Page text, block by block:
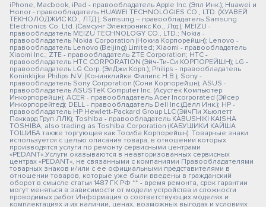
iPhone, Macbook, iPad - правообладатель Apple Inc. (Эпл Инк.); Huawei и
Honor - правообладатель HUAWEI TECHNOLOGIES CO., LTD. (ХУАВЕЙ
ТЕКНОЛОДЖИС КО., ЛТД.); Samsung – правообладатель Samsung
Electronics Co. Ltd. (Самсунг Электроникс Ко., Лтд.); MEIZU -
правообладатель MEIZU TECHNOLOGY CO., LTD.; Nokia -
правообладатель Nokia Corporation (Нокиа Корпорейшн); Lenovo -
правообладатель Lenovo (Beijing) Limited; Xiaomi - правообладатель
Xiaomi Inc.; ZTE - правообладатель ZTE Corporation; HTC -
правообладатель HTC CORPORATION (Эйч-Ти-Си КОРПОРЕЙШН); LG -
правообладатель LG Corp. (ЭлДжи Корп.); Philips - правообладатель
Koninklijke Philips N.V. (Конинклийке Филипс Н.В.); Sony -
правообладатель Sony Corporation (Сони Корпорейшн); ASUS -
правообладатель ASUSTeK Computer Inc. (Асустек Компьютер
Инкорпорейшн); ACER - правообладатель Acer Incorporated (Эйсер
Инкорпорейтед); DELL - правообладатель Dell Inc.(Делл Инк.); HP -
правообладатель HP Hewlett-Packard Group LLC (ЭйчПи Хьюлетт
Паккард Груп ЛЛК); Toshiba - правообладатель KABUSHIKI KAISHA
TOSHIBA, also trading as Toshiba Corporation (КАБУШИКИ КАЙША
ТОШИБА также торгующая как Тосиба Корпорейшн). Товарные знаки
используется с целью описания товара, в отношении которых
производятся услуги по ремонту сервисными центрами
«PEDANT».Услуги оказываются в неавторизованных сервисных
центрах «PEDANT», не связанными с компаниями Правообладателями
товарных знаков и/или с ее официальными представителями в
отношении товаров, которые уже были введены в гражданский
оборот в смысле статьи 1487 ГК РФ ** - время ремонта, срок гарантии
могут меняться в зависимости от модели устройства и сложности
проводимых работ Информация о соответствующих моделях и
комплектациях и их наличии, ценах, возможных выгодах и условиях